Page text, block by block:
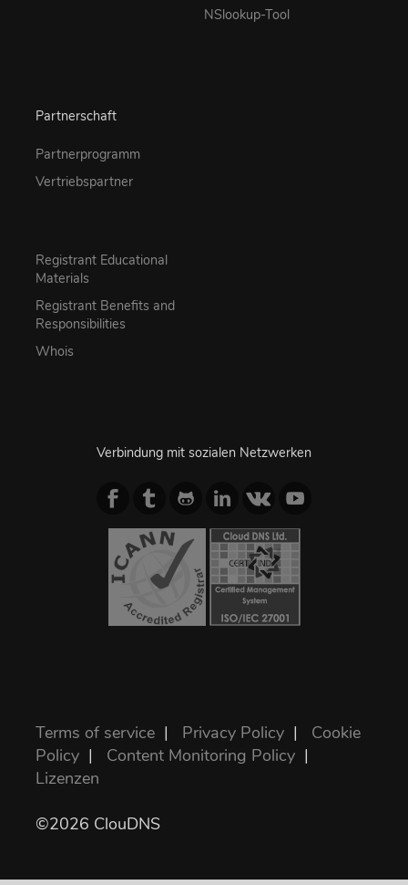
NSlookup-Tool
Partnerschaft
Partnerprogramm
Vertriebspartner
Registrant Educational
Materials
Registrant Benefits and
Responsibilities
Whois
Verbindung mit sozialen Netzwerken
Terms of service | Privacy Policy | Cookie
Policy | Content Monitoring Policy |
Lizenzen
©2026 ClouDNS